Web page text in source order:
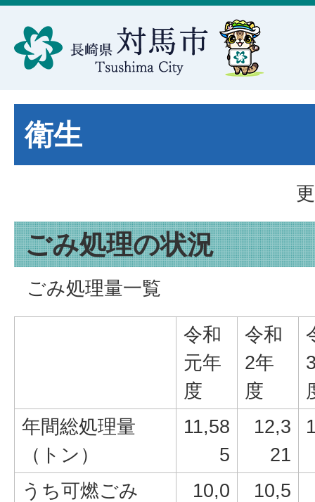
衛生
ごみ処理の状況
ごみ処理量一覧
令和
元年
度
令和
2年
度
年間総処理量
（トン）
11,58
5
12,3
21
うち可燃ごみ
10,0
10,5